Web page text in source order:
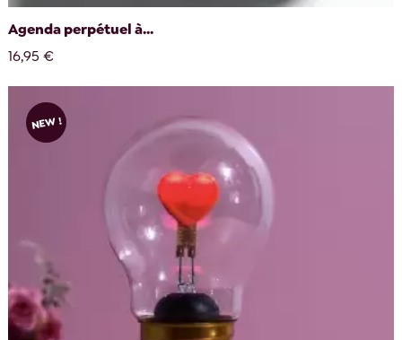
Agenda perpétuel à...
16,95 €
NEW !